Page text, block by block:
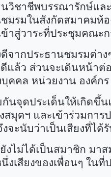
ชาชีพบรรณารักษ์แล
มรมในสังกัดสมาคมห้
าสู่วาระที่ประชุมคณะ
กประธานชมรมต่าง
ว ส่วนจะเดินหน้าต่อ
บุคคล หน่วยงาน องค์ก
ดประเด็นให้เกิดขึ้นแ
สมุดฯ และเข้าร่วมก
ะนับว่าเป็นเสียงที่ได้
ได้เป็นสมาชิก มาส
งเสียงของเพื่อนๆ ใน